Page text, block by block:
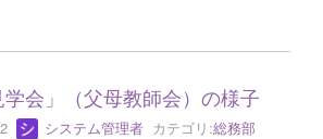
学会」（父母教師会）の様子
システム管理者 カテゴリ:総務部